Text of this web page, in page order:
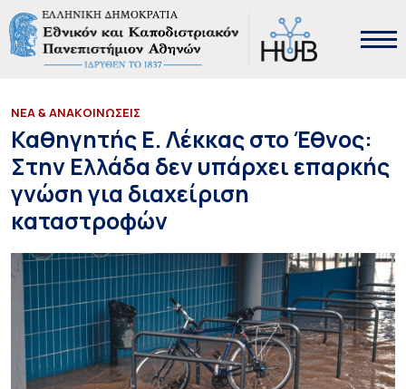
ΝΕΑ & ΑΝΑΚΟΙΝΩΣΕΙΣ
Καθηγητής Ε. Λέκκας στο Έθνος:
Στην Ελλάδα δεν υπάρχει επαρκής
γνώση για διαχείριση
καταστροφών